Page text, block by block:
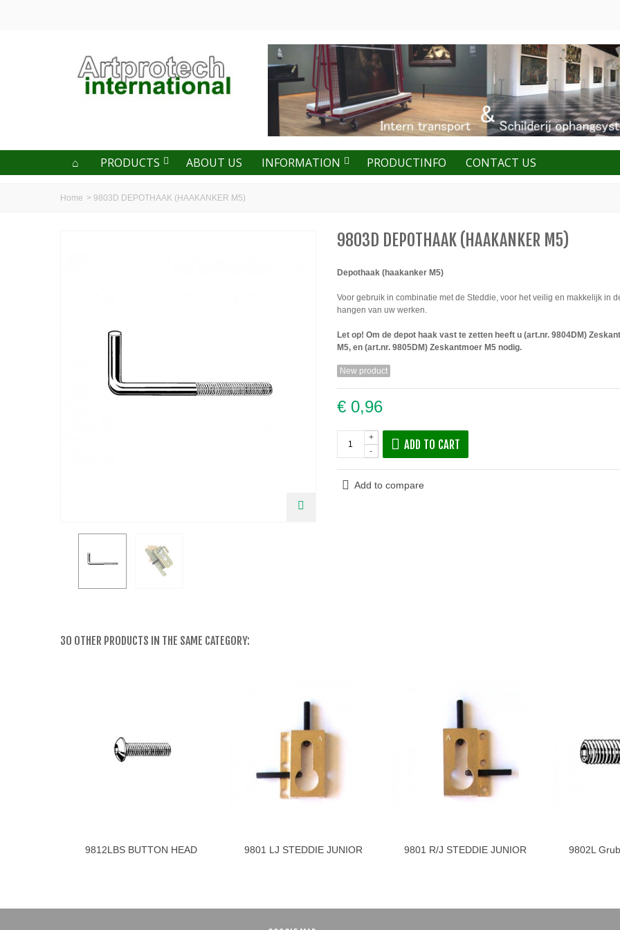
PRODUCTS ABOUT US INFORMATION PRODUCTINFO CONTACT US
Home > 9803D DEPOTHAAK (HAAKANKER M5)
9803D DEPOTHAAK (HAAKANKER M5)
Depothaak (haakanker M5)
Voor gebruik in combinatie met de Steddie, voor het veilig en makkelijk in
hangen van uw werken.
Let op! Om de depot haak vast te zetten heeft u (art.nr. 9804DM)
M5, en (art.nr. 9805DM) Zeskantmoer M5 nodig.
New product
€ 0,96
-
+
ADD TO CART
Add to compare
30 OTHER PRODUCTS IN THE SAME CATEGORY:
Add to cart
9812LBS BUTTON HEAD
Add to cart
9801 LJ STEDDIE JUNIOR
Add to cart
9801 R/J STEDDIE JUNIOR
9802L